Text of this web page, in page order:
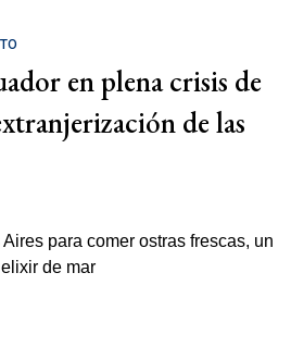
en plena crisis de
de las